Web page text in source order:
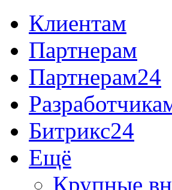
Клиентам
Партнерам
Партнерам24
Битрикс24
Ещё
Крупные